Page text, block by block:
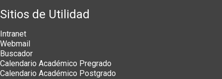
Sitios de Utilidad
Intranet
Webmail
Buscador
Calendario Académico Pregrado
Calendario Académico Postgrado